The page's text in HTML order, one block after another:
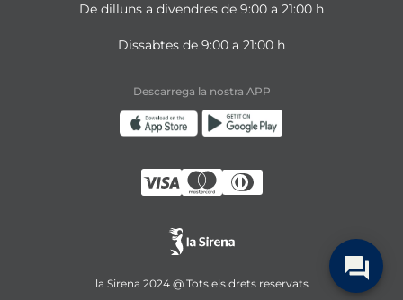
De dilluns a divendres de 9:00 a 21:00 h
Dissabtes de 9:00 a 21:00 h
Descarrega la nostra APP
la Sirena 2024 @ Tots els drets reservats